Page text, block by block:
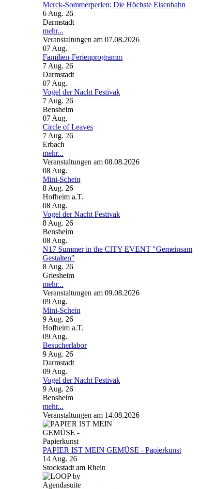
Merck-Sommerperlen: Die Höchste Eisenbahn
6 Aug. 26
Darmstadt
mehr...
Veranstaltungen am 07.08.2026
07 Aug.
Familien-Ferienprogramm
7 Aug. 26
Darmstadt
07 Aug.
Vogel der Nacht Festivak
7 Aug. 26
Bensheim
07 Aug.
Circle of Leaves
7 Aug. 26
Erbach
mehr...
Veranstaltungen am 08.08.2026
08 Aug.
Mini-Schein
8 Aug. 26
Hofheim a.T.
08 Aug.
Vogel der Nacht Festivak
8 Aug. 26
Bensheim
08 Aug.
N17 Summer in the CITY EVENT "Gemeinsam
Gestalten"
8 Aug. 26
Griesheim
mehr...
Veranstaltungen am 09.08.2026
09 Aug.
Mini-Schein
9 Aug. 26
Hofheim a.T.
09 Aug.
Besucherlabor
9 Aug. 26
Darmstadt
09 Aug.
Vogel der Nacht Festivak
9 Aug. 26
Bensheim
mehr...
Veranstaltungen am 14.08.2026
PAPIER IST MEIN GEMÜSE - Papierkunst
14 Aug. 26
Stockstadt am Rhein